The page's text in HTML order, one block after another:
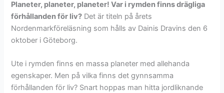
Planeter, planeter, planeter! Var i rymden finns drägliga
förhållanden för liv? Det är titeln på årets
Nordenmarkföreläsning som hålls av Dainis Dravins den 6
oktober i Göteborg.
Ute i rymden finns en massa planeter med allehanda
egenskaper. Men på vilka finns det gynnsamma
förhållanden för liv? Snart hoppas man hitta jordliknande